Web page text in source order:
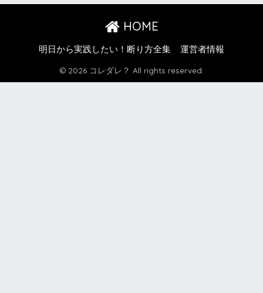
HOME
明日から実践したい！断り方全集 運営者情報
© 2026 コレダレ？ All rights reserved.